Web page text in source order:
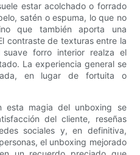
estar acolchado o forrado
satén o espuma, lo que no
que también aporta una
contraste de texturas entre la
forro interior realza el
La experiencia general se
en lugar de fortuita o
esta magia del unboxing se
del cliente, reseñas
sociales y, en definitiva,
el unboxing mejorado